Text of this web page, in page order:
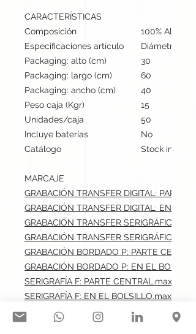
CARACTERÍSTICAS
Composición
100%
Especificaciones artículo
Diámetro:
Packaging: alto (cm)
30
Packaging: largo (cm)
60
Packaging: ancho (cm)
40
Peso caja (Kgr)
15
Unidades/caja
50
Incluye baterías
No
Catálogo
Stock
MARCAJE
GRABACIÓN TRANSFER DIGITAL: PARTE
GRABACIÓN TRANSFER DIGITAL: EN EL
GRABACIÓN TRANSFER SERIGRÁFICO:
GRABACIÓN TRANSFER SERIGRÁFICO:
GRABACIÓN BORDADO P: PARTE
GRABACIÓN BORDADO P: EN EL
SERIGRAFÍA F: PARTE CENTRAL.max:
SERIGRAFÍA F: EN EL BOLSILLO.max: